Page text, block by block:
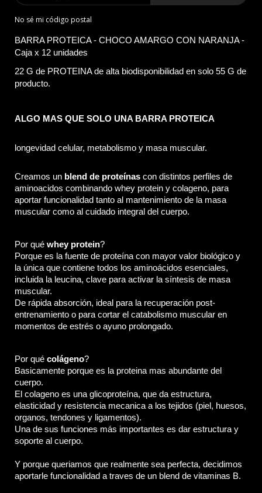
No sé mi código postal
BARRA PROTEICA - CHOCO AMARGO CON NARANJA -
Caja x 12 unidades
22 G de PROTEINA de alta biodisponibilidad en solo 55 G de
producto.
ALGO MAS QUE SOLO UNA BARRA PROTEICA
ongevidad celular, metabolismo y masa muscular.
Creamos un blend de proteínas con distintos perfiles de
aminoacidos combinando whey protein y colageno, para
aportar funcionalidad tanto al mantenimiento de la masa
muscular como al cuidado integral del cuerpo.
Por qué whey protein?
Porque es la fuente de proteína con mayor valor biológico y
la única que contiene todos los aminoácidos esenciales,
incluida la leucina, clave para activar la síntesis de masa
muscular.
De rápida absorción, ideal para la recuperación post-
entrenamiento o para cortar el catabolismo muscular en
momentos de estrés o ayuno prolongado.
Por qué colágeno?
Basicamente porque es la proteina mas abundante del
cuerpo.
El colageno es una glicoproteína, que da estructura,
elasticidad y resistencia mecanica a los tejidos (piel, huesos,
organos, tendones y ligamentos).
Una de sus funciones más importantes es dar estructura y
soporte al cuerpo.
Y porque queriamos que realmente sea perfecta, decidimos
aportarle funcionalidad a traves de un blend de vitaminas B.